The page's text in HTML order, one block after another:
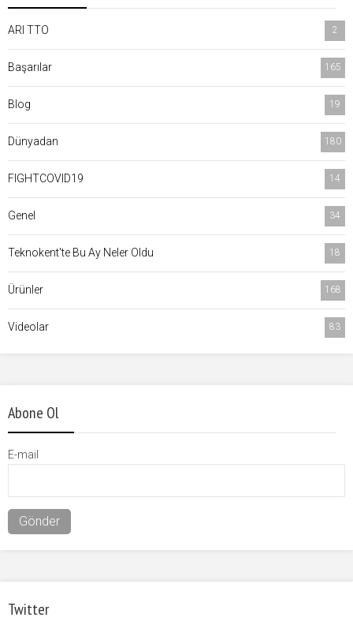
ARI TTO 2
Başarılar 165
Blog 19
Dünyadan 180
FIGHTCOVID19 14
Genel 34
Teknokent'te Bu Ay Neler Oldu 18
Ürünler 168
Videolar 83
Abone Ol
E-mail
Twitter